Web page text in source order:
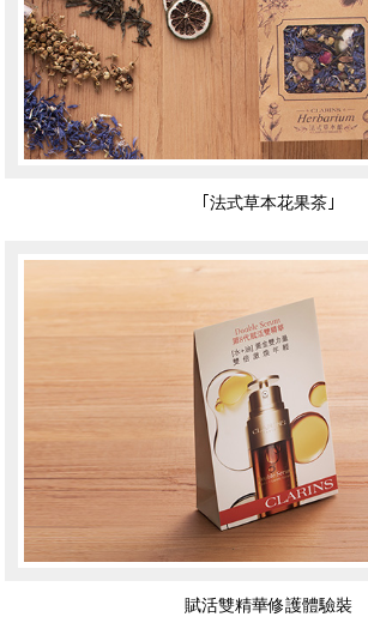
｢法式草本花果茶｣
賦活雙精華修護體驗裝